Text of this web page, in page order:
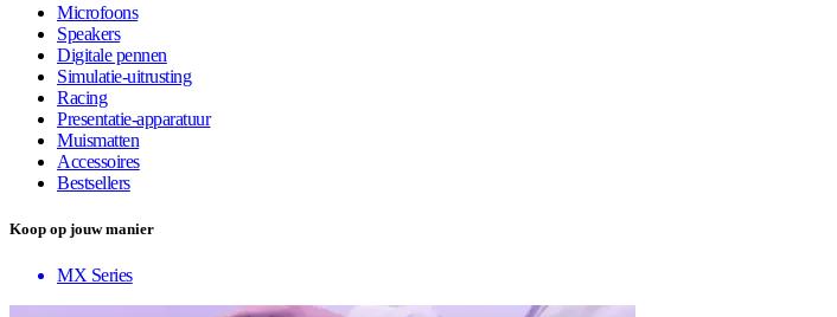
Microfoons
Speakers
Digitale pennen
Simulatie-uitrusting
Racing
Presentatie-apparatuur
Muismatten
Accessoires
Bestsellers
Koop op jouw manier
MX Series